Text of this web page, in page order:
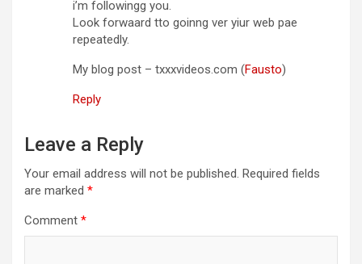
i’m followingg you.
Look forwaard tto goinng ver yiur web pae
repeatedly.
My blog post – txxxvideos.com (Fausto)
Reply
Leave a Reply
Your email address will not be published. Required fields
are marked *
Comment *